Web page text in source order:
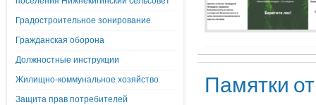
Градостроительное зонирование
Гражданская оборона
Должностные инструкции
Жилищно-коммунальное хозяйство
Защита прав потребителей
Памятки